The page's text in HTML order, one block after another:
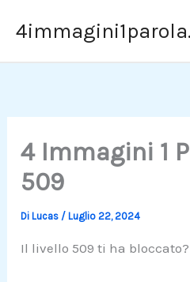
4 Immagini 1
509
DiLucas /Luglio 22, 2024
Il livello 509 ti ha